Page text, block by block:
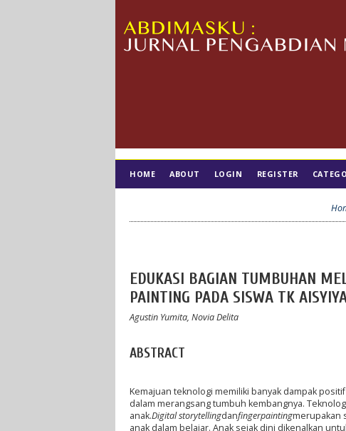
HOME ABOUT LOGIN REGISTER
EDUKASI BAGIAN TUMBUHAN
PAINTING PADA SISWA TK
Agustin Yumita, Novia Delita
ABSTRACT
Kemajuan teknologi memiliki banyak dampak
dalam merangsang tumbuh kembangnya.
anak.Digital storytellingdanfingerpaintingmerupakan
anak dalam belajar. Anak sejak dini dikenalkan